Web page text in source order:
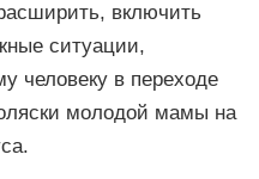
включить
ситуации,
человеку в переходе
молодой мамы на